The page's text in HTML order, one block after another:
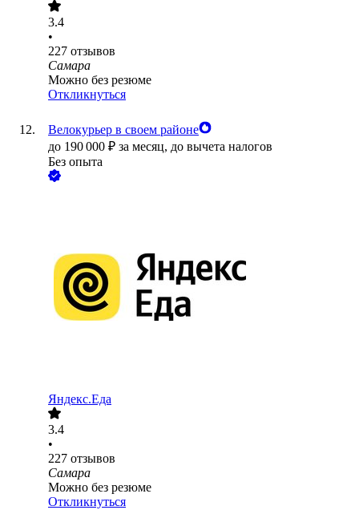
3.4
•
227 отзывов
Самара
Можно без резюме
Откликнуться
Велокурьер в своем районе
до 190 000 ₽ за месяц, до вычета налогов
Без опыта
Яндекс.Еда
3.4
•
227 отзывов
Самара
Можно без резюме
Откликнуться